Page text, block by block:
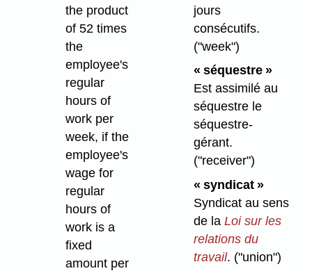
the product
of 52 times
the
employee's
regular
hours of
work per
week, if the
employee's
wage for
regular
hours of
work is a
fixed
amount per
jours
consécutifs.
("week")
« séquestre »
Est assimilé au
séquestre le
séquestre-
gérant.
("receiver")
« syndicat »
Syndicat au sens
de la Loi sur les
relations du
travail. ("union")